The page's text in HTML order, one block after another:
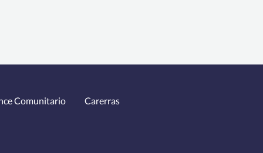
Comunitario Carerras